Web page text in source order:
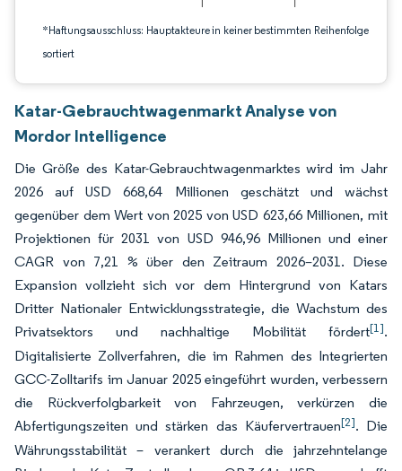
*Haftungsausschluss: Hauptakteure in keiner bestimmten Reihenfolge
sortiert
Katar-Gebrauchtwagenmarkt Analyse von
Mordor Intelligence
Die Größe des Katar-Gebrauchtwagenmarktes wird im Jahr
2026 auf USD 668,64 Millionen geschätzt und wächst
gegenüber dem Wert von 2025 von USD 623,66 Millionen, mit
Projektionen für 2031 von USD 946,96 Millionen und einer
CAGR von 7,21 % über den Zeitraum 2026–2031. Diese
Expansion vollzieht sich vor dem Hintergrund von Katars
Dritter Nationaler Entwicklungsstrategie, die Wachstum des
Privatsektors und nachhaltige Mobilität fördert[1].
Digitalisierte Zollverfahren, die im Rahmen des Integrierten
GCC-Zolltarifs im Januar 2025 eingeführt wurden, verbessern
die Rückverfolgbarkeit von Fahrzeugen, verkürzen die
Abfertigungszeiten und stärken das Käufervertrauen[2]. Die
Währungsstabilität – verankert durch die jahrzehntelange